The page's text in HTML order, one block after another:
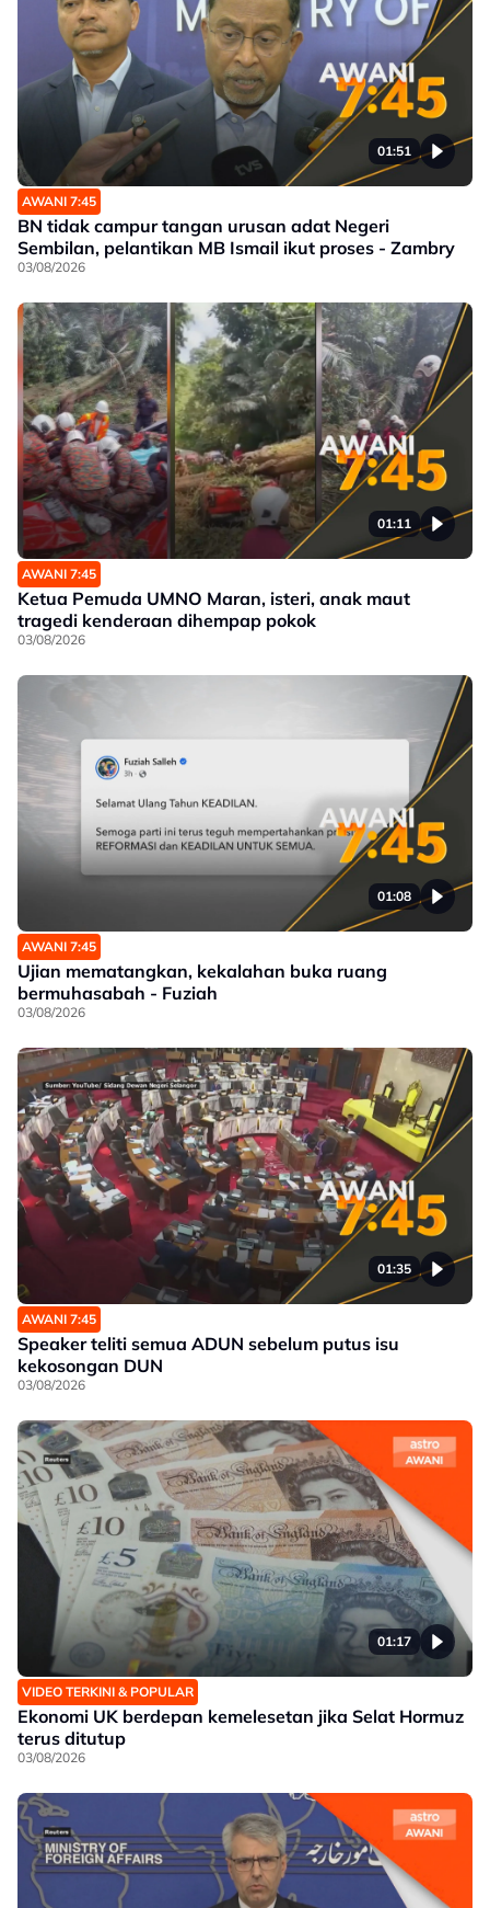
01:51
AWANI 7:45
BN tidak campur tangan urusan adat Negeri
Sembilan, pelantikan MB Ismail ikut proses - Zambry
03/08/2026
01:11
AWANI 7:45
Ketua Pemuda UMNO Maran, isteri, anak maut
tragedi kenderaan dihempap pokok
03/08/2026
01:08
AWANI 7:45
Ujian mematangkan, kekalahan buka ruang
bermuhasabah - Fuziah
03/08/2026
01:35
AWANI 7:45
Speaker teliti semua ADUN sebelum putus isu
kekosongan DUN
03/08/2026
01:17
VIDEO TERKINI & POPULAR
Ekonomi UK berdepan kemelesetan jika Selat Hormuz
terus ditutup
03/08/2026